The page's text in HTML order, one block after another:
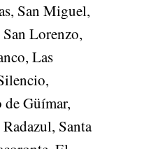
San Miguel,
Lorenzo,
Las
Güímar,
Santa